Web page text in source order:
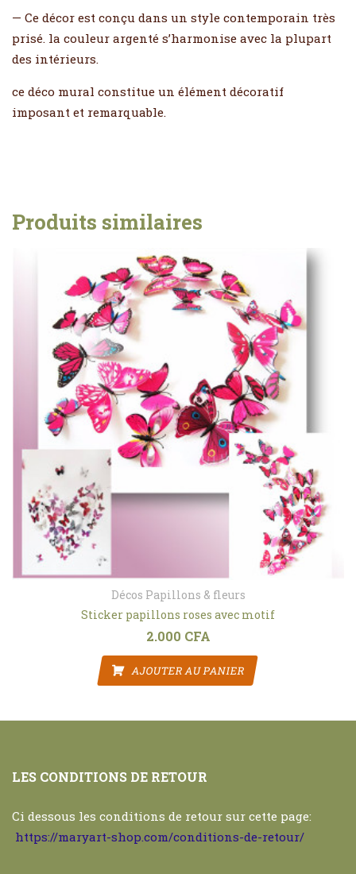
— Ce décor est conçu dans un style contemporain très
prisé. la couleur argenté s’harmonise avec la plupart
des intérieurs.
ce déco mural constitue un élément décoratif
imposant et remarquable.
Produits similaires
Décos Papillons & fleurs
Sticker papillons roses avec motif
2.000 CFA
AJOUTER AU PANIER
LES CONDITIONS DE RETOUR
Ci dessous les conditions de retour sur cette page:
https://maryart-shop.com/conditions-de-retour/